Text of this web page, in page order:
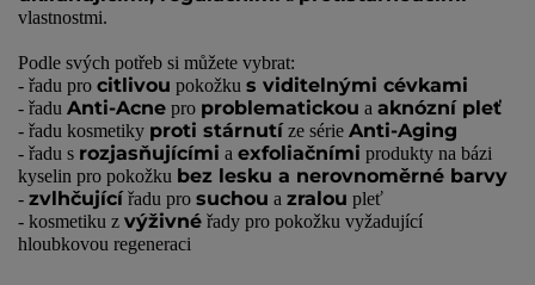
vlastnostmi.
Podle svých potřeb si můžete vybrat:
- řadu pro citlivou pokožku s viditelnými cévkami
- řadu Anti-Acne pro problematickou a aknózní pleť
- řadu kosmetiky proti stárnutí ze série Anti-Aging
- řadu s rozjasňujícími a exfoliačními produkty na bázi
kyselin pro pokožku bez lesku a nerovnoměrné barvy
- zvlhčující řadu pro suchou a zralou pleť
- kosmetiku z výživné řady pro pokožku vyžadující
hloubkovou regeneraci